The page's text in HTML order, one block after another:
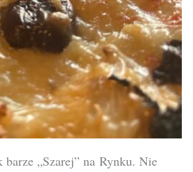
„Szarej” na Rynku. Nie